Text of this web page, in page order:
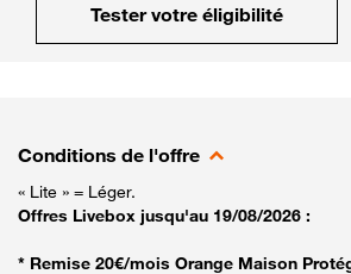
Tester votre éligibilité
Conditions de l'offre
« Lite » = Léger.
Offres Livebox jusqu'au 19/08/2026 :
* Remise 20€/mois Orange Maison